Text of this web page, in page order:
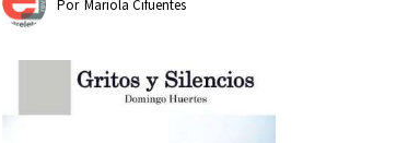
Por Mariola Cifuentes